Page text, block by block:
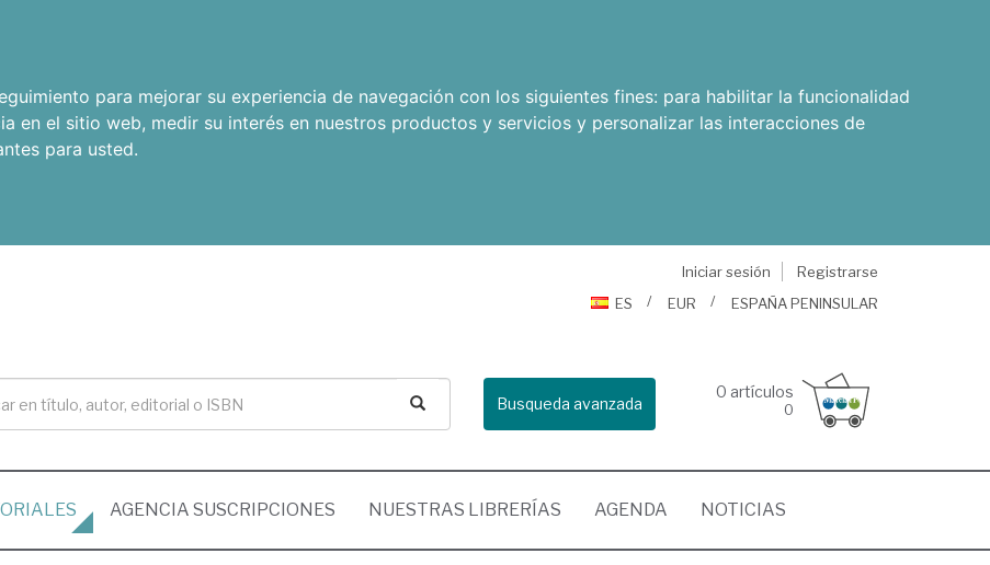
para mejorar su experiencia de navegación con los siguientes fines: para habilitar la funcionalidad
en el sitio web, medir su interés en nuestros productos y servicios y personalizar las interacciones de
para usted.
Iniciar sesión
Registrarse
ES
EUR ESPAÑA PENINSULAR
Busqueda avanzada
0 artículos
0
AGENCIA SUSCRIPCIONES NUESTRAS LIBRERÍAS AGENDA NOTICIAS